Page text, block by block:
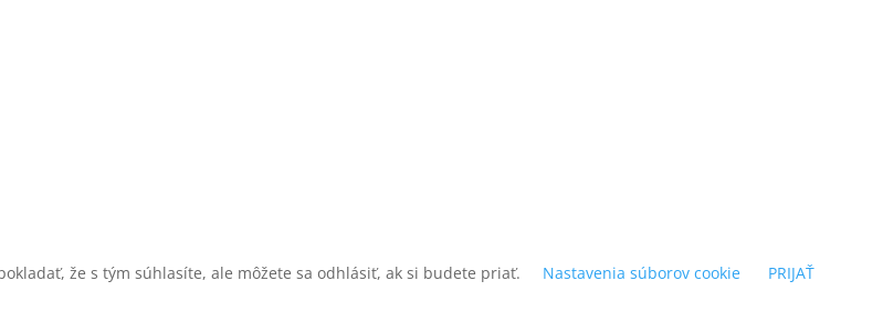
že s tým súhlasíte, ale môžete sa odhlásiť, ak si budete priať.
Nastavenia súborov cookie
PRIJAŤ